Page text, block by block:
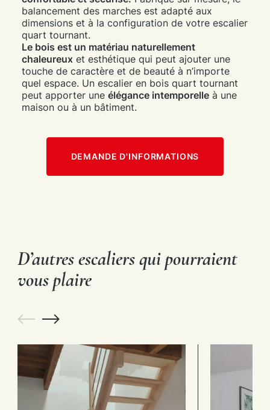
balancement des marches est adapté aux
dimensions et à la configuration de votre escalier
quart tournant.
Le bois est un matériau naturellement
chaleureuxet esthétique qui peut ajouter une
touche de caractère et de beauté à n’importe
quel espace. Un escalier en bois quart tournant
peut apporter une élégance intemporelleà une
maison ou à un bâtiment.
DEMANDE D'INFORMATIONS
D’autres escaliers qui pourraient
vous plaire